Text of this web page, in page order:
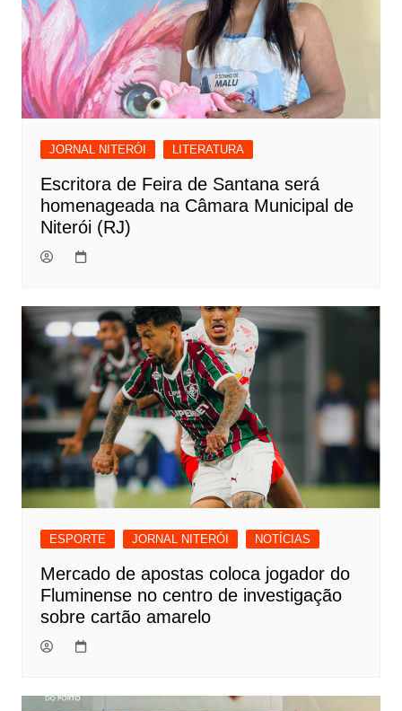
JORNAL NITERÓI LITERATURA
Escritora de Feira de Santana será
homenageada na Câmara Municipal de
Niterói (RJ)
ESPORTE JORNAL NITERÓI NOTÍCIAS
Mercado de apostas coloca jogador do
Fluminense no centro de investigação
sobre cartão amarelo